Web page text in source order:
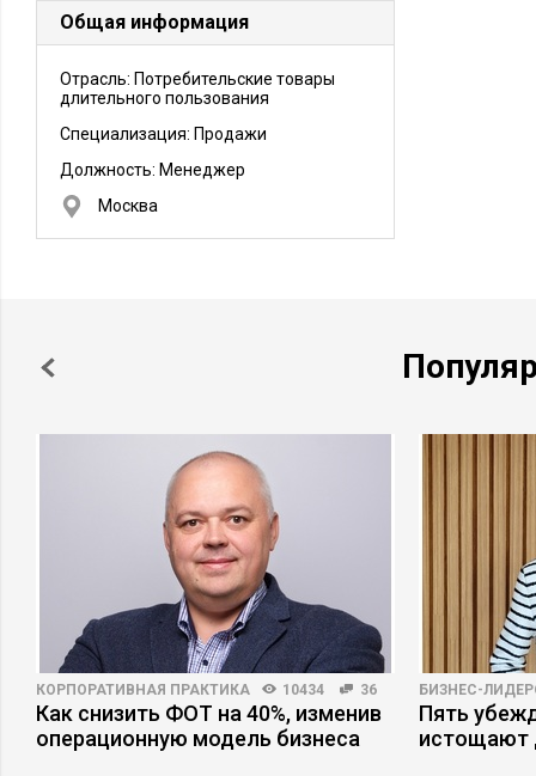
Общая информация
Отрасль: Потребительские товары
длительного пользования
Специализация: Продажи
Должность: Менеджер
Москва
КОРПОРАТИВНАЯ ПРАКТИКА 10434 36
Как снизить ФОТ на 40%, изменив
операционную модель бизнеса
БИЗНЕС-
Пять
истощают